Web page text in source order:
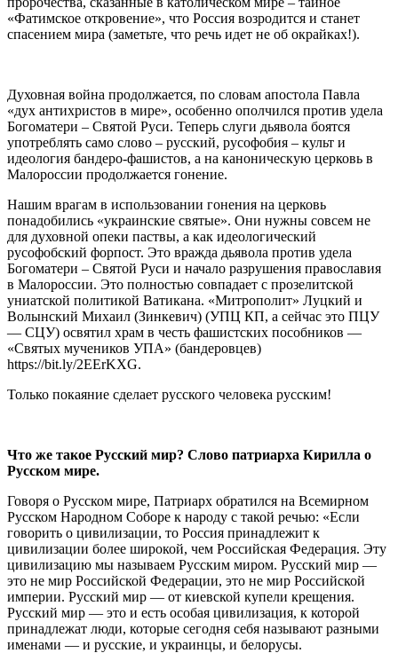
«Фатимское откровение», что Россия возродится и станет
спасением мира (заметьте, что речь идет не об окрайках!).
Духовная война продолжается, по словам апостола Павла
«дух антихристов в мире», особенно ополчился против удела
Богоматери – Святой Руси. Теперь слуги дьявола боятся
употреблять само слово – русский, русофобия – культ и
идеология бандеро-фашистов, а на каноническую церковь в
Малороссии продолжается гонение.
Нашим врагам в использовании гонения на церковь
понадобились «украинские святые». Они нужны совсем не
для духовной опеки паствы, а как идеологический
русофобский форпост. Это вражда дьявола против удела
Богоматери – Святой Руси и начало разрушения православия
в Малороссии. Это полностью совпадает с прозелитской
униатской политикой Ватикана. «Митрополит» Луцкий и
Волынский Михаил (Зинкевич) (УПЦ КП, а сейчас это ПЦУ
— СЦУ) освятил храм в честь фашистских пособников —
«Святых мучеников УПА» (бандеровцев)
https://bit.ly/2EErKXG.
Только покаяние сделает русского человека русским!
Что же такое Русский мир? Слово патриарха Кирилла о
Русском мире.
Говоря о Русском мире, Патриарх обратился на Всемирном
Русском Народном Соборе к народу с такой речью: «Если
говорить о цивилизации, то Россия принадлежит к
цивилизации более широкой, чем Российская Федерация. Эту
цивилизацию мы называем Русским миром. Русский мир —
это не мир Российской Федерации, это не мир Российской
империи. Русский мир — от киевской купели крещения.
Русский мир — это и есть особая цивилизация, к которой
принадлежат люди, которые сегодня себя называют разными
именами — и русские, и украинцы, и белорусы.